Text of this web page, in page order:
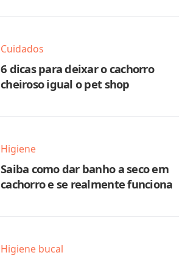
Cuidados
6 dicas para deixar o cachorro
cheiroso igual o pet shop
Higiene
Saiba como dar banho a seco em
cachorro e se realmente funciona
Higiene bucal